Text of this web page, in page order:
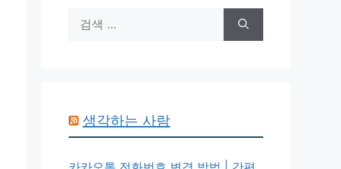
색:
생각하는 사람